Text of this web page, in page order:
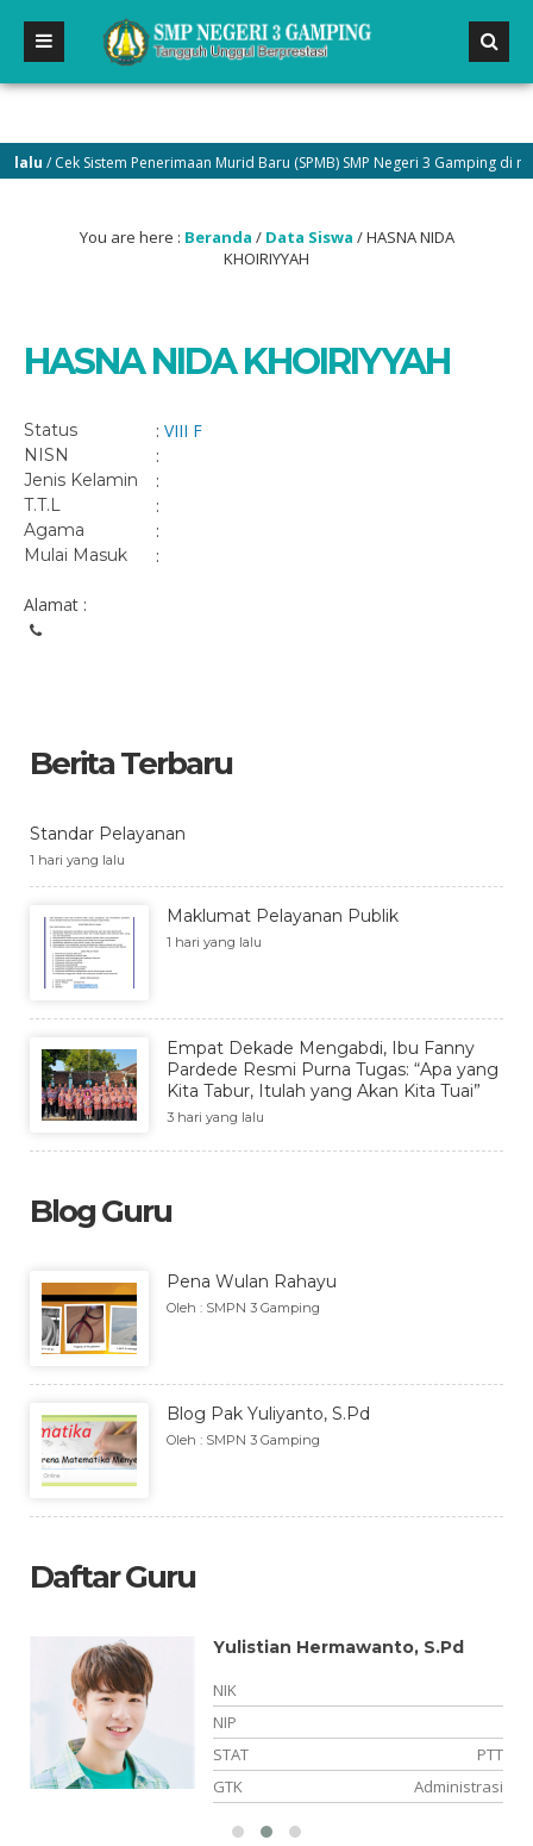
/ Cek Sistem Penerimaan Murid Baru (SPMB) SMP Negeri 3 Gamping di
You are here : Beranda / Data Siswa /HASNA NIDA
KHOIRIYYAH
HASNA NIDA KHOIRIYYAH
Status : VIII F
NISN :
Jenis Kelamin :
T.T.L :
Agama :
Mulai Masuk :
Alamat :
Berita Terbaru
Standar Pelayanan
1 hari yang lalu
Maklumat Pelayanan Publik
1 hari yang lalu
Empat Dekade Mengabdi, Ibu Fanny
Pardede Resmi Purna Tugas: “Apa yang
Kita Tabur, Itulah yang Akan Kita Tuai”
3 hari yang lalu
Blog Guru
Pena Wulan Rahayu
Oleh : SMPN 3 Gamping
Blog Pak Yuliyanto, S.Pd
Oleh : SMPN 3 Gamping
Daftar Guru
Yulistian Hermawanto, S.Pd
NIK
NIP
STAT
PTT
GTK
Administrasi